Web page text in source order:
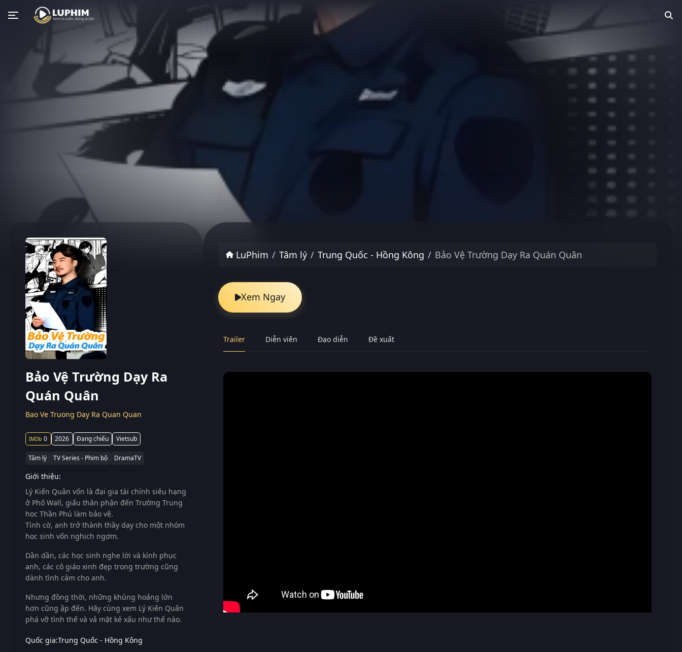
Bảo Vệ Trường Dạy Ra
Quán Quân
Bao Ve Truong Day Ra Quan Quan
0 2026 Đang chiếu Vietsub
Tâm lý TV Series - Phim bộ DramaTV
Giới thiệu:
Lý Kiến Quân vốn là đại gia tài chính siêu hạng
ở Phố Wall, giấu thân phận đến Trường Trung
học Thần Phú làm bảo vệ.
Tình cờ, anh trở thành thầy dạy cho một nhóm
học sinh vốn nghịch ngợm.
Dần dần, các học sinh nghe lời và kính phục
anh, các cô giáo xinh đẹp trong trường cũng
dành tình cảm cho anh.
Nhưng đồng thời, những khủng hoảng lớn
hơn cũng ập đến. Hãy cùng xem Lý Kiến Quân
phá vỡ tình thế và vả mặt kẻ xấu như thế nào.
Quốc gia:Trung Quốc - Hồng Kông
LuPhim Tâm lý Trung Quốc - Hồng Kông Bảo Vệ Trường Dạy Ra Quán Quân
Xem Ngay
Trailer Diễn viên Đạo diễn Đề xuất